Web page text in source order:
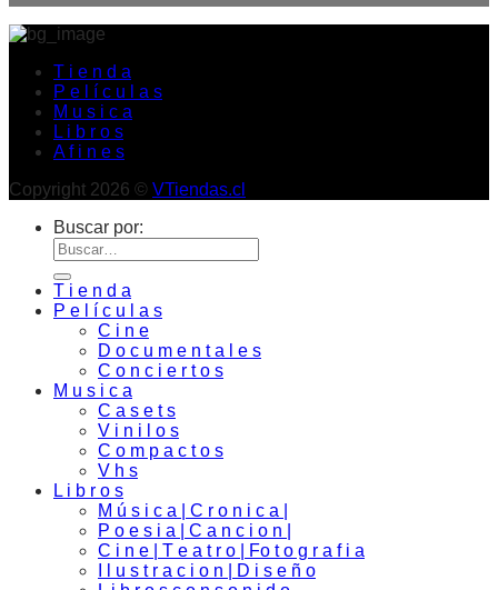
T i e n d a
P e l í c u l a s
M u s i c a
L i b r o s
A f i n e s
Copyright 2026 © VTiendas.cl
Buscar por:
T i e n d a
P e l í c u l a s
C i n e
D o c u m e n t a l e s
C o n c i e r t o s
M u s i c a
C a s e t s
V i n i l o s
C o m p a c t o s
V h s
L i b r o s
M ú s i c a | C r o n i c a |
P o e s i a | C a n c i o n |
C i n e | T e a t r o | Fo t o g r a f i a
I l u s t r a c i o n | D i s e ñ o